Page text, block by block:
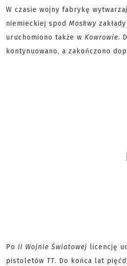
W czasie wojny fabrykę
niemieckiej spod Moskwy
uruchomiono także w Kowrowie.
kontynuowano, a zakończono
Po II Wojnie Światowej licencję
pistoletów TT. Do końca lat